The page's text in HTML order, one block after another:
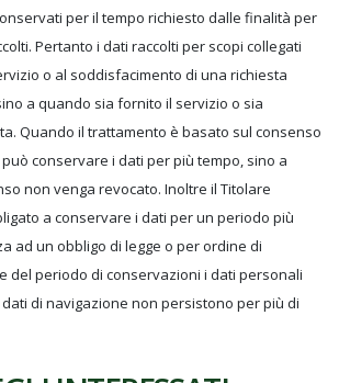
per il tempo richiesto dalle finalità per
Pertanto i dati raccolti per scopi collegati
o al soddisfacimento di una richiesta
a quando sia fornito il servizio o sia
Quando il trattamento è basato sul consenso
conservare i dati per più tempo, sino a
non venga revocato. Inoltre il Titolare
a conservare i dati per un periodo più
ad un obbligo di legge o per ordine di
del periodo di conservazioni i dati personali
di navigazione non persistono per più di